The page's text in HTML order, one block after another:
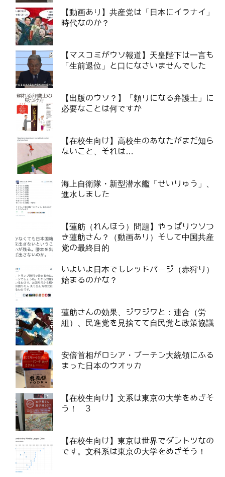
【動画あり】共産党は「日本にイラナイ」
時代なのか？
【マスコミがウソ報道】天皇陛下は一言も
「生前退位」と口になさいませんでした
【出版のウソ？】「頼りになる弁護士」に
必要なことは何ですか
【在校生向け】高校生のあなたがまだ知ら
ないこと、それは…
海上自衛隊・新型潜水艦「せいりゅう」、
進水しました
【蓮舫（れんほう）問題】やっぱりウソつ
き蓮舫さん？（動画あり）そして中国共産
党の最終目的
いよいよ日本でもレッドパージ（赤狩り）
始まるのかな？
蓮舫さんの効果、ジワジワと：連合（労
組）、民進党を見捨てて自民党と政策協議
安倍首相がロシア・プーチン大統領にふる
まった日本のウオッカ
【在校生向け】文系は東京の大学をめざそ
う！ 3
【在校生向け】東京は世界でダントツなの
です。文科系は東京の大学をめざそう！